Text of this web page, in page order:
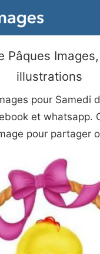
Pâques
illustrations
pour Samedi
et whatsapp.
pour partager